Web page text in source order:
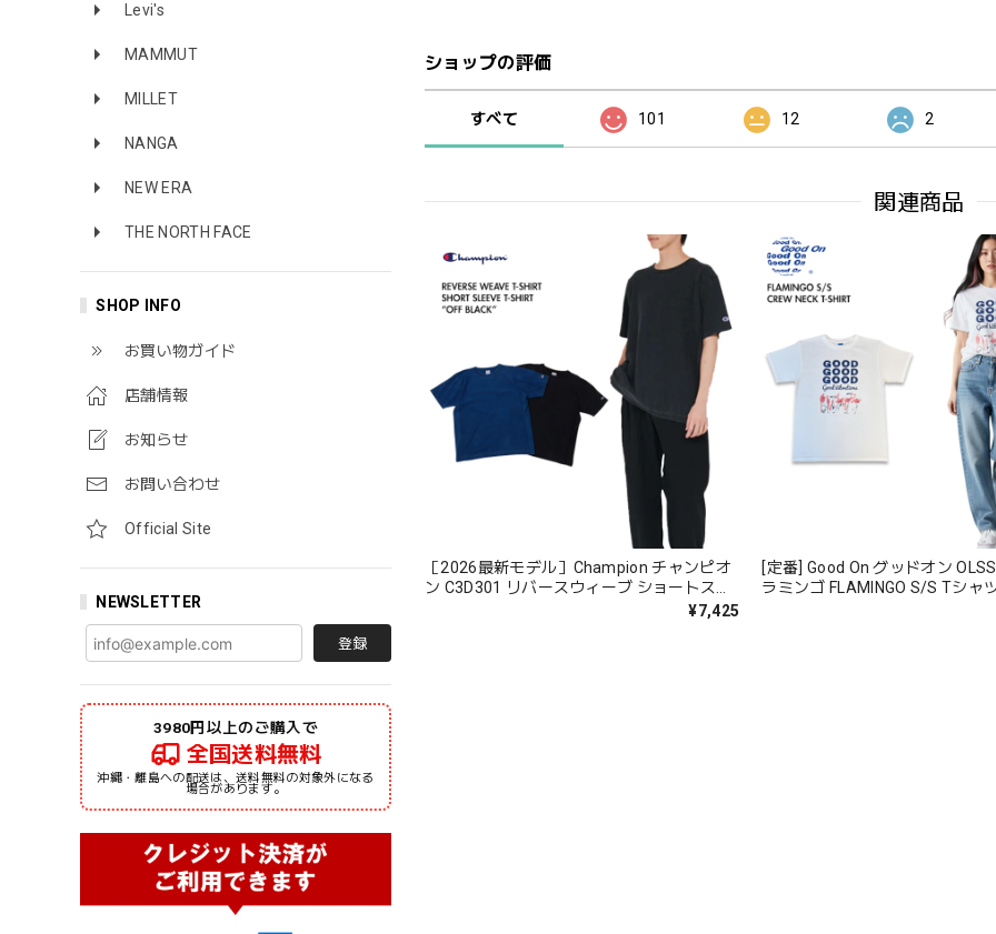
Levi's
MAMMUT
MILLET
NANGA
NEW ERA
THE NORTH FACE
SHOP INFO
お買い物ガイド
店舗情報
お知らせ
お問い合わせ
Official Site
NEWSLETTER
登録
3980円以上のご購入で
全国送料無料
沖縄・離島への配送は、送料無料の対象外になる
場合があります。
ショップの評価
すべて 101 12 2
関連商品
［2026最新モデル］Champion チャンピオ
ン C3D301 リバースウィーブ ショートスリ
¥7,425
[定番] Good On グッドオン
ラミンゴ FLAMINGO S/S Tシャツ